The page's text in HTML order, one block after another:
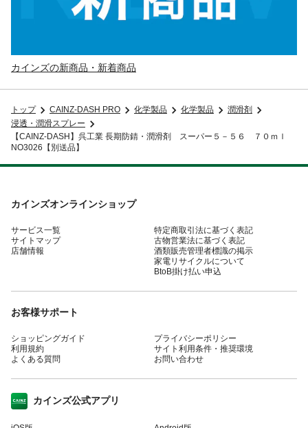
カインズの新商品・新着商品
トップ CAINZ-DASH PRO 化学製品 化学製品
潤滑剤
浸透・潤滑スプレー
【CAINZ-DASH】呉工業 長期防錆・潤滑剤 スーパー５－５６ ７０ｍｌ
NO3026【別送品】
カインズオンラインショップ
サービス一覧
サイトマップ
店舗情報
特定商取引法に基づく表記
古物営業法に基づく表記
酒類販売管理者標識の掲示
家電リサイクルについて
BtoB掛け払い申込
お客様サポート
ショッピングガイド
利用規約
よくある質問
プライバシーポリシー
サイト利用条件・推奨環境
お問い合わせ
カインズ公式アプリ